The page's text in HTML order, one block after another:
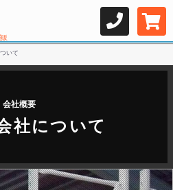
販
いて
会社概要
社について